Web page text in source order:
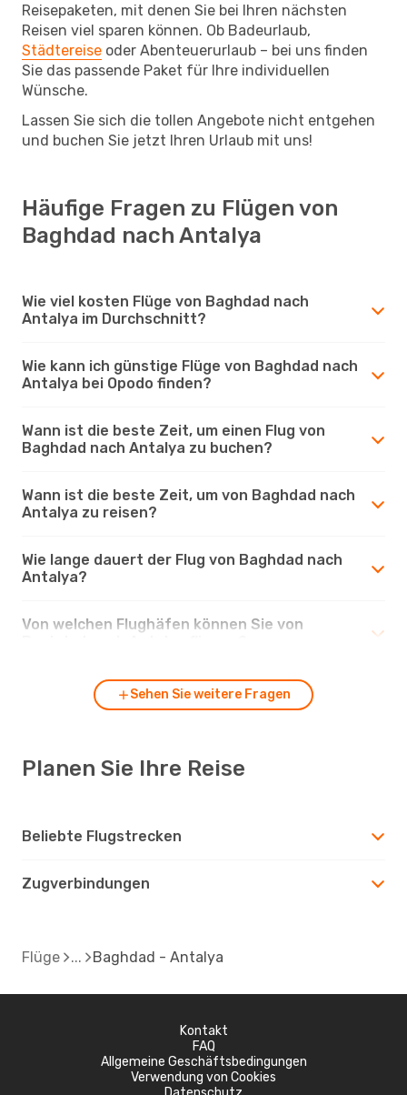
Reisepaketen, mit denen Sie bei Ihren nächsten
Reisen viel sparen können. Ob Badeurlaub,
Städtereise oder Abenteuerurlaub – bei uns finden
Sie das passende Paket für Ihre individuellen
Wünsche.
Lassen Sie sich die tollen Angebote nicht entgehen
und buchen Sie jetzt Ihren Urlaub mit uns!
Häufige Fragen zu Flügen von
Baghdad nach Antalya
Wie viel kosten Flüge von Baghdad nach
Antalya im Durchschnitt?
Wie kann ich günstige Flüge von Baghdad nach
Antalya bei Opodo finden?
Wann ist die beste Zeit, um einen Flug von
Baghdad nach Antalya zu buchen?
Wann ist die beste Zeit, um von Baghdad nach
Antalya zu reisen?
Wie lange dauert der Flug von Baghdad nach
Antalya?
Von welchen Flughäfen können Sie von
Sehen Sie weitere Fragen
Planen Sie Ihre Reise
Beliebte Flugstrecken
Zugverbindungen
Flüge Baghdad - Antalya
Kontakt
FAQ
Allgemeine Geschäftsbedingungen
Verwendung von Cookies